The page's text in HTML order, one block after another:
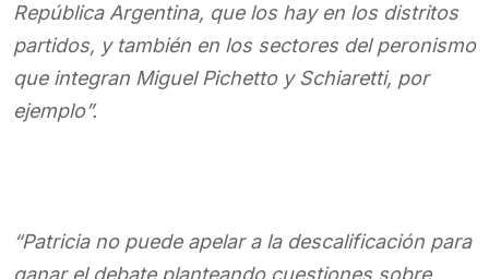
República Argentina, que los hay en los distritos
partidos, y también en los sectores del peronismo
que integran Miguel Pichetto y Schiaretti, por
ejemplo”.
“Patricia no puede apelar a la descalificación para
ganar el debate planteando cuestiones sobre